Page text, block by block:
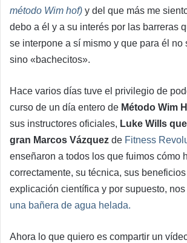
método Wim hof) y del que más me
debo a él y a su interés por las barreras
se interpone a sí mismo y que para él no
sino «bachecitos».
Hace varios días tuve el privilegio de
curso de un día entero de Método Wim
sus instructores oficiales, Luke Wills
gran Marcos Vázquez de Fitness
enseñaron a todos los que fuimos cómo
correctamente, su técnica, sus
explicación científica y por supuesto,
una bañera de agua helada.
Ahora lo que quiero es compartir un